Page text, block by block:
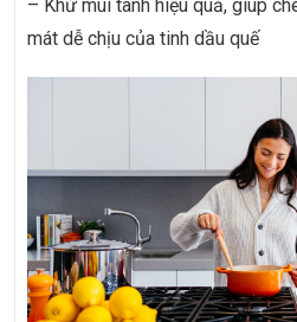
– Khử mùi tanh hiệu quả, giúp
mát dễ chịu của tinh dầu quế